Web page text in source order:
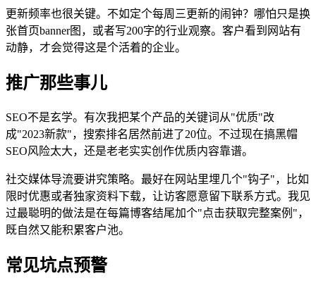
更新频率也很关键。不如定个每周三更新的闹钟？哪怕只是换
张首页banner图，或者写200字的行业观察。客户看到网站有
动静，才会觉得这是个活着的企业。
推广那些事儿
SEO不是玄学。有次我把某个产品的关键词从"优质"改
成"2023新款"，搜索排名居然前进了20位。不过现在搞黑帽
SEO风险太大，还是老老实实创作优质内容靠谱。
社交媒体导流要讲究策略。最好在网站里埋几个"钩子"，比如
限时优惠或者独家资料下载，让访客愿意留下联系方式。我见
过最聪明的做法是在每篇博客结尾加个"点击获取完整案例"，
既自然又能积累客户池。
常见坑点预警